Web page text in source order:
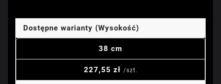
Dostępne warianty (Wysokość)
38 cm
227,55 zł /szt.